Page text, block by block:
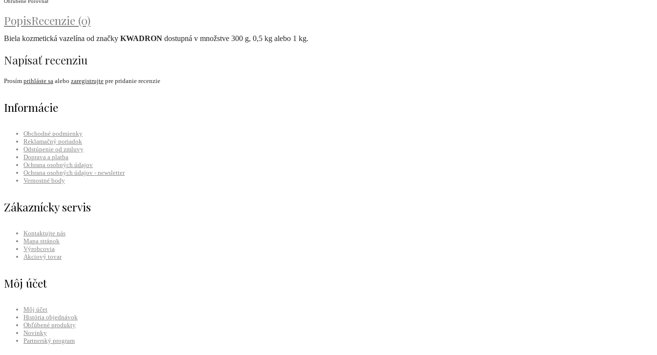
PopisRecenzie (0)
Biela kozmetická vazelína od značky KWADRON dostupná v množstve 300 g, 0,5 kg alebo 1 kg.
Napísať recenziu
Prosím prihláste sa alebo zaregistrujte pre pridanie recenzie
Informácie
Obchodné podmienky
Reklamačný poriadok
Odstúpenie od zmluvy
Doprava a platba
Ochrana osobných údajov
Ochrana osobných údajov - newsletter
Vernostné body
Zákaznícky servis
Kontaktujte nás
Mapa stránok
Výrobcovia
Akciový tovar
Môj účet
Môj účet
História objednávok
Obľúbené produkty
Novinky
Partnerský program